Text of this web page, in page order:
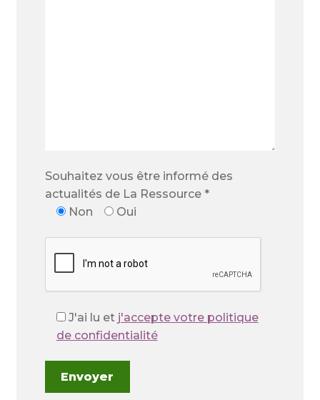
Souhaitez vous être informé des
actualités de La Ressource *
Non
Oui
J'ai lu et j'accepte votre politique
de confidentialité